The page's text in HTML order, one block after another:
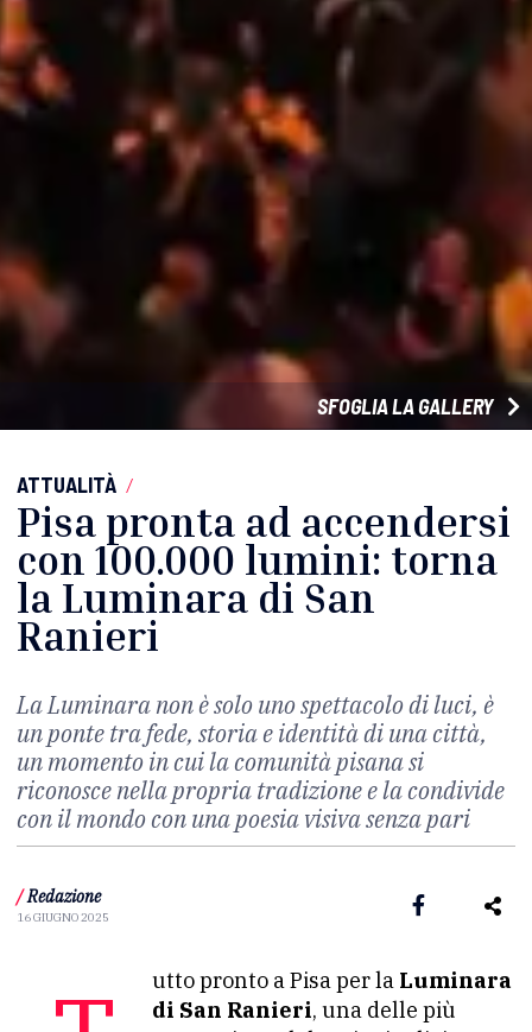
SFOGLIA LA GALLERY
ATTUALITÀ /
Pisa pronta ad accendersi
con 100.000 lumini: torna
la Luminara di San
Ranieri
La Luminara non è solo uno spettacolo di luci, è
un ponte tra fede, storia e identità di una città,
un momento in cui la comunità pisana si
riconosce nella propria tradizione e la condivide
con il mondo con una poesia visiva senza pari
/ Redazione
16 GIUGNO 2025
Tutto pronto a Pisa per la Luminara
di San Ranieri, una delle più